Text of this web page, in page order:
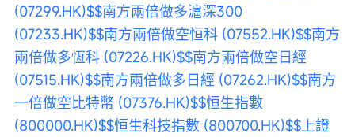
(07299.HK)$$南方兩倍做多滬深300
(07233.HK)$$南方兩倍做空恒科 (07552.HK)$$南方
兩倍做多恆科 (07226.HK)$$南方兩倍做空日經
(07515.HK)$$南方兩倍做多日經 (07262.HK)$$南方
一倍做空比特幣 (07376.HK)$$恒生指數
(800000.HK)$$恒生科技指數 (800700.HK)$$上證